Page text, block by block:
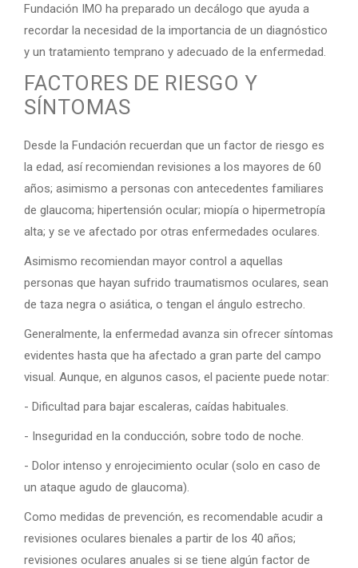
Fundación IMO ha preparado un decálogo que ayuda a
recordar la necesidad de la importancia de un diagnóstico
y un tratamiento temprano y adecuado de la enfermedad.
FACTORES DE RIESGO Y
SÍNTOMAS
Desde la Fundación recuerdan que un factor de riesgo es
la edad, así recomiendan revisiones a los mayores de 60
años; asimismo a personas con antecedentes familiares
de glaucoma; hipertensión ocular; miopía o hipermetropía
alta; y se ve afectado por otras enfermedades oculares.
Asimismo recomiendan mayor control a aquellas
personas que hayan sufrido traumatismos oculares, sean
de taza negra o asiática, o tengan el ángulo estrecho.
Generalmente, la enfermedad avanza sin ofrecer síntomas
evidentes hasta que ha afectado a gran parte del campo
visual. Aunque, en algunos casos, el paciente puede notar:
- Dificultad para bajar escaleras, caídas habituales.
- Inseguridad en la conducción, sobre todo de noche.
- Dolor intenso y enrojecimiento ocular (solo en caso de
un ataque agudo de glaucoma).
Como medidas de prevención, es recomendable acudir a
revisiones oculares bienales a partir de los 40 años;
revisiones oculares anuales si se tiene algún factor de